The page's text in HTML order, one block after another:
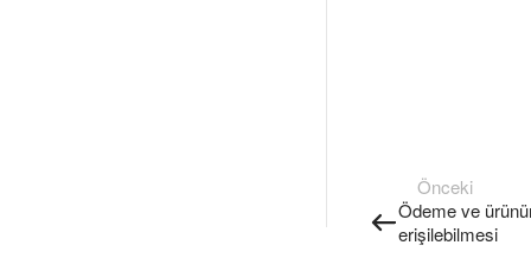
Önceki
Ödeme ve
erişilebilmesi